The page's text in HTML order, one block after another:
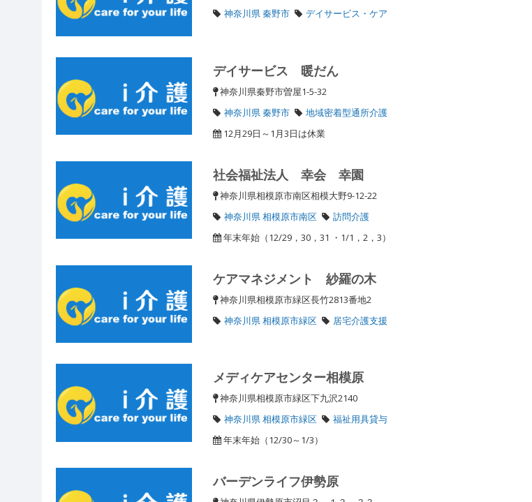
神奈川県 秦野市
デイサービス・ケア
デイサービス 暖だん
神奈川県秦野市曽屋1-5-32
神奈川県 秦野市
地域密着型通所介護
12月29日～1月3日は休業
社会福祉法人 幸会 幸園
神奈川県相模原市南区相模大野9-12-22
神奈川県 相模原市南区
訪問介護
年末年始（12/29，30，31 ・1/1，2，3）
ケアマネジメント 紗羅の木
神奈川県相模原市緑区長竹2813番地2
神奈川県 相模原市緑区
居宅介護支援
メディケアセンター相模原
神奈川県相模原市緑区下九沢2140
神奈川県 相模原市緑区
福祉用具貸与
年末年始（12/30～1/3）
バーデンライフ伊勢原